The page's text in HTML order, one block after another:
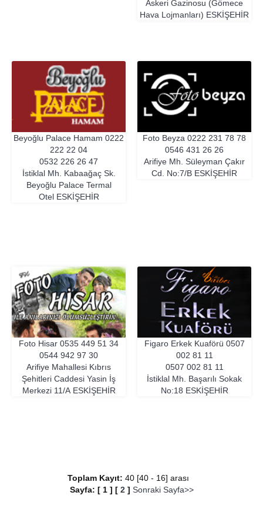
Askeri Gazinosu (Gömece
Hava Lojmanları) ESKIŞEHIR
Beyoğlu Palace Hamam 0222
222 22 04
0532 226 26 47
İstiklal Mh. Kabaağaç Sk.
Beyoğlu Palace Termal
Otel ESKIŞEHIR
Foto Beyza 0222 231 78 78
0546 431 26 26
Arifiye Mh. Süleyman Çakır
Cd. No:7/B ESKIŞEHIR
Foto Hisar 0535 449 51 34
0544 942 97 30
Arifiye Mahallesi Kıbrıs
Şehitleri Caddesi Yasin İş
Merkezi 11/A ESKIŞEHIR
Figaro Erkek Kuaförü 0507
002 81 11
0507 002 81 11
İstiklal Mh. Başarılı Sokak
No:18 ESKIŞEHIR
Toplam Kayıt: 40 [40 - 16] arası
Sayfa: [ 1] [ 2] Sonraki Sayfa>>